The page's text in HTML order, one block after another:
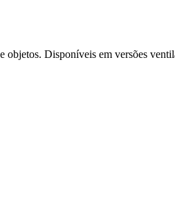
objetos. Disponíveis em versões